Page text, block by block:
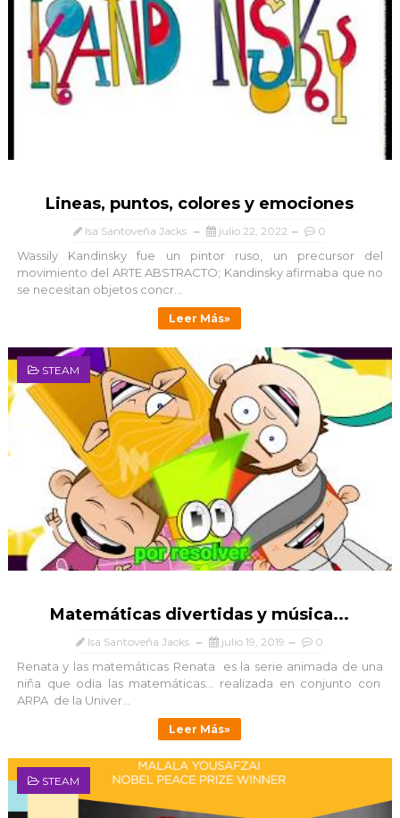
Lineas, puntos, colores y emociones
Isa Santoveña Jacks julio 22, 2022 0
Wassily Kandinsky fue un pintor ruso, un precursor del
movimiento del ARTE ABSTRACTO; Kandinsky afirmaba que no
se necesitan objetos concr...
Leer Más»
STEAM
Matemáticas divertidas y música...
Isa Santoveña Jacks julio 19, 2019 0
Renata y las matemáticas Renata es la serie animada de una
niña que odia las matemáticas... realizada en conjunto con
ARPA de la Univer...
Leer Más»
STEAM